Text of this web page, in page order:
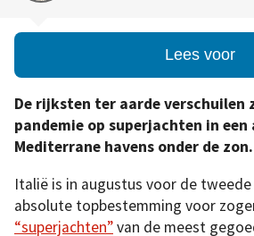
Lees voor
De rijksten ter aarde verschuilen
pandemie op superjachten in
Mediterrane havens onder de zon.
Italië is in augustus voor de
absolute topbestemming voor
“superjachten”van de meest